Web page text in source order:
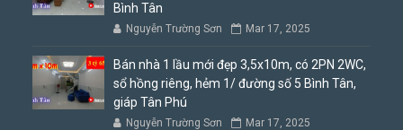
Bình Tân
Nguyễn Trường Sơn Mar 17, 2025
Bán nhà 1 lầu mới đẹp 3,5x10m, có 2PN 2WC,
sổ hồng riêng, hẻm 1/ đường số 5 Bình Tân,
giáp Tân Phú
Nguyễn Trường Sơn Mar 17, 2025